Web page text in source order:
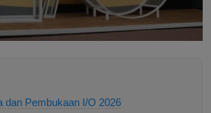
dan Pembukaan I/O 2026